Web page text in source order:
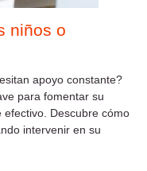
niños o
apoyo constante?
para fomentar su
Descubre cómo
intervenir en su